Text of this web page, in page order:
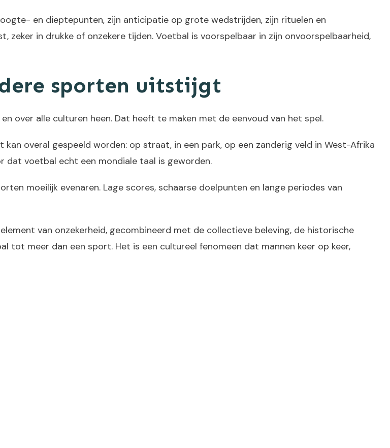
en dieptepunten, zijn anticipatie op grote wedstrijden, zijn rituelen en
in drukke of onzekere tijden. Voetbal is voorspelbaar in zijn onvoorspelbaarheid,
sporten uitstijgt
over alle culturen heen. Dat heeft te maken met de eenvoud van het spel.
overal gespeeld worden: op straat, in een park, op een zanderig veld in West-Afrika
dat voetbal echt een mondiale taal is geworden.
moeilijk evenaren. Lage scores, schaarse doelpunten en lange periodes van
van onzekerheid, gecombineerd met de collectieve beleving, de historische
tot meer dan een sport. Het is een cultureel fenomeen dat mannen keer op keer,